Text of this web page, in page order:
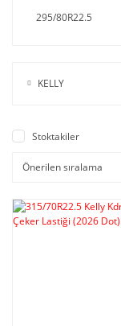
295/80R22.5
KELLY
Stoktakiler